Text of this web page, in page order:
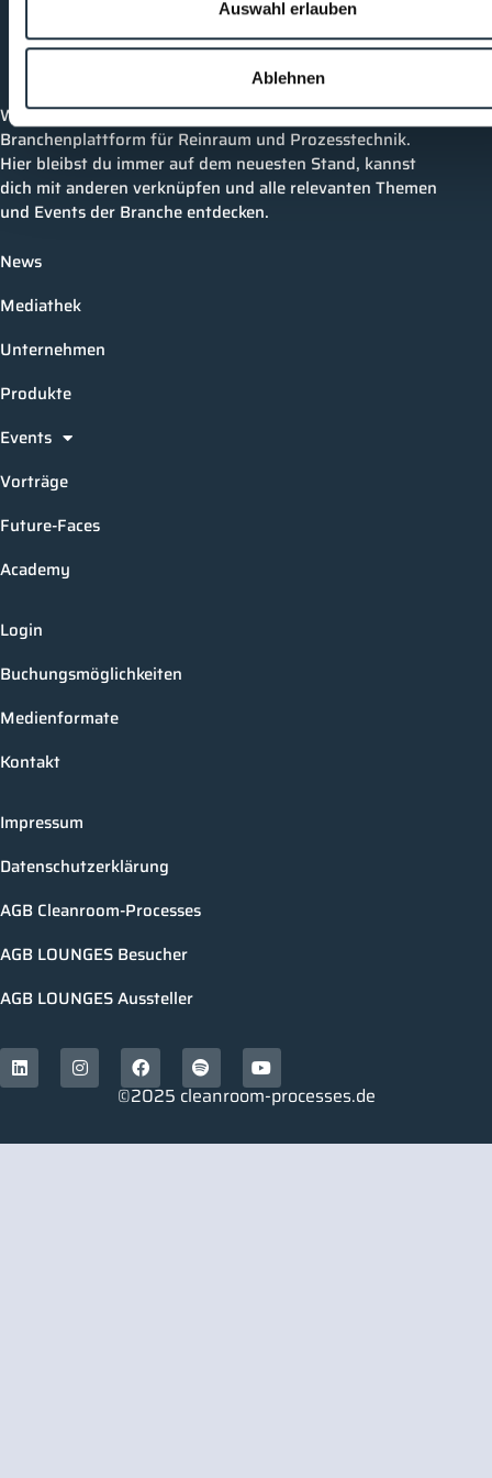
Auswahl erlauben
Ablehnen
Processes
Willkommen bei CleanroomProcesses, der
Branchenplattform für Reinraum und Prozesstechnik.
Hier bleibst du immer auf dem neuesten Stand, kannst
dich mit anderen verknüpfen und alle relevanten Themen
und Events der Branche entdecken.
News
Mediathek
Unternehmen
Produkte
Events
Vorträge
Future-Faces
Academy
Login
Buchungsmöglichkeiten
Medienformate
Kontakt
Impressum
Datenschutzerklärung
AGB Cleanroom-Processes
AGB LOUNGES Besucher
AGB LOUNGES Aussteller
©2025 cleanroom-processes.de